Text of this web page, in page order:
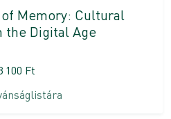
Memory: Cultural
the Digital Age
100 Ft